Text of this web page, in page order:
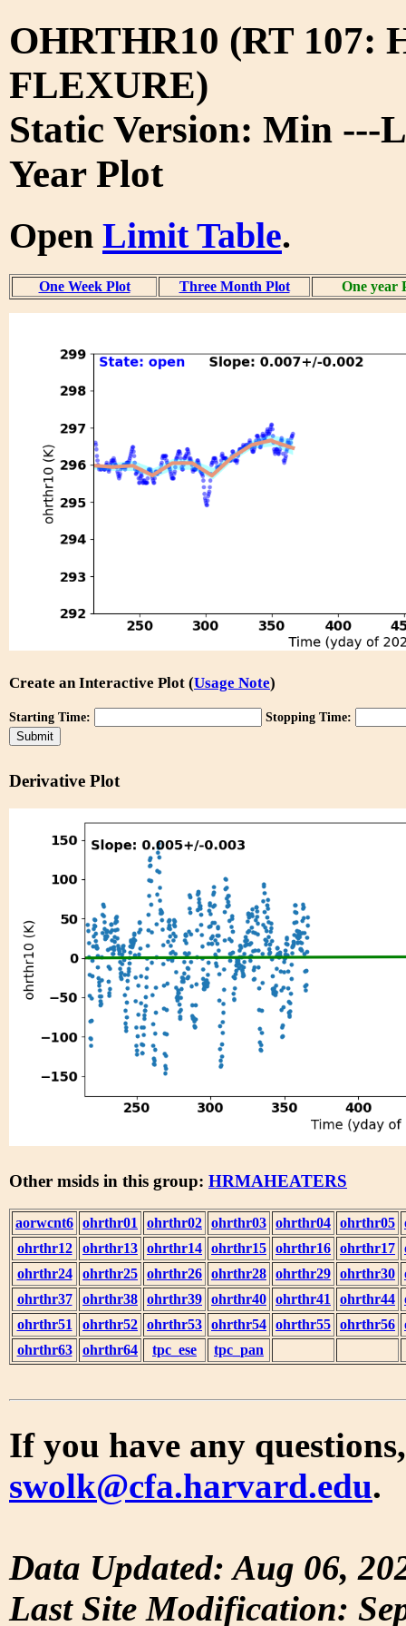
OHRTHR10 (RT 107:
FLEXURE)
Static Version: Min ---
Year Plot
Open Limit Table.
One Week Plot Three Month Plot One year
Create an Interactive Plot (Usage Note)
Starting Time: Stopping Time:
Derivative Plot
Other msids in this group: HRMAHEATERS
aorwcnt6 ohrthr01 ohrthr02 ohrthr03 ohrthr04 ohrthr05
ohrthr12
ohrthr13 ohrthr14 ohrthr15 ohrthr16 ohrthr17
ohrthr24
ohrthr25 ohrthr26 ohrthr28 ohrthr29 ohrthr30
ohrthr37
ohrthr38 ohrthr39 ohrthr40 ohrthr41 ohrthr44
ohrthr51
ohrthr52 ohrthr53 ohrthr54 ohrthr55 ohrthr56
ohrthr63
ohrthr64 tpc_ese tpc_pan
If you have any
swolk@cfa.harvard.edu.
Data Updated: Aug 06,
Last Site Modification: